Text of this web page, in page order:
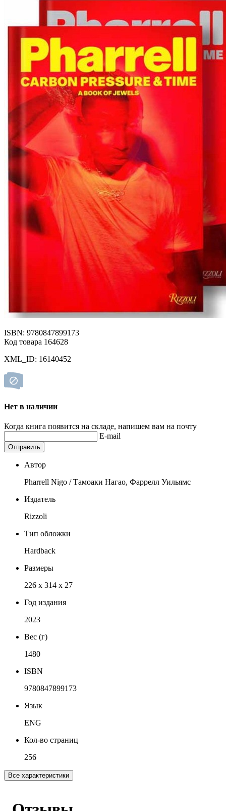
ISBN: 9780847899173
Код товара 164628
XML_ID: 16140452
Нет в наличии
Когда книга появится на складе, напишем вам на почту
E-mail
Отправить
Автор
Pharrell Nigo / Тамоаки Нагао, Фаррелл Уильямс
Издатель
Rizzoli
Тип обложки
Hardback
Размеры
226 x 314 x 27
Год издания
2023
Вес (г)
1480
ISBN
9780847899173
Язык
ENG
Кол-во страниц
256
Все характеристики